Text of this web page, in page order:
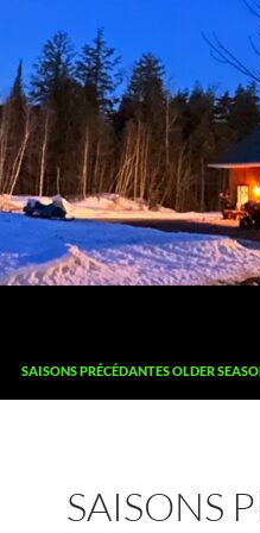
SAISONS PRÉCÉDANTES OLDER
SAISONS